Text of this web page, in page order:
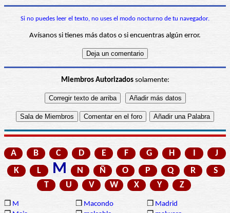
Si no puedes leer el texto, no uses el modo nocturno de tu navegador.
Avísanos si tienes más datos o si encuentras algún error.
Miembros Autorizadossolamente:
A B C D E F G H I
J
K
L M N Ñ O P Q R
S
T
U V W X Y Z
❒ M ❒ Macondo ❒ Madrid